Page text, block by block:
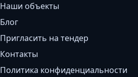
Наши объекты
Блог
Пригласить на тендер
Контакты
Политика конфиденциальности